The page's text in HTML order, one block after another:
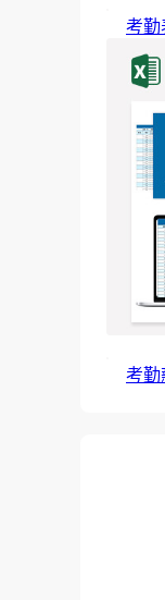
考勤
考勤